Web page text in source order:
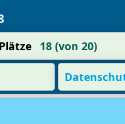
18 (von 20)